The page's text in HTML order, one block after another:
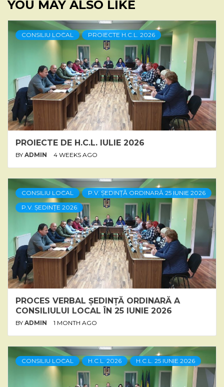
YOU MAY ALSO LIKE
CONSILIU LOCAL PROIECTE H.C.L. 2026
PROIECTE DE H.C.L. IULIE 2026
BY ADMIN 4 WEEKS AGO
CONSILIU LOCAL
P.V. ȘEDINȚĂ ORDINARĂ 25 IUNIE 2026
P.V. ȘEDINȚE 2026
PROCES VERBAL ȘEDINȚĂ ORDINARĂ A
CONSILIULUI LOCAL ÎN 25 IUNIE 2026
BY ADMIN 1 MONTH AGO
CONSILIU LOCAL H.C.L. 2026 H.C.L. 25 IUNIE 2026